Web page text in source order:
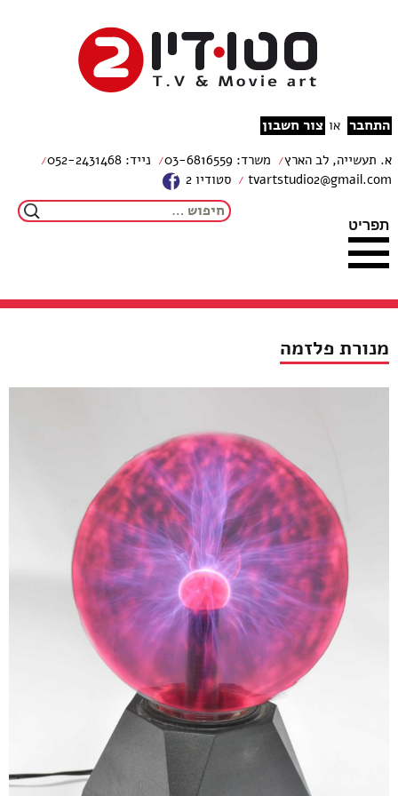
studio2
התחבר או צור חשבון
א. תעשייה, לב הארץ משרד: 03-6816559
נייד: 052-2431468
tvartstudio2@gmail.com
סטודיו 2
תפריט
חיפוש:
מנורת פלזמה